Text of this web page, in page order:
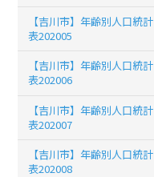
【吉川市】年齢別人口統計
表202005
【吉川市】年齢別人口統計
表202006
【吉川市】年齢別人口統計
表202007
【吉川市】年齢別人口統計
表202008